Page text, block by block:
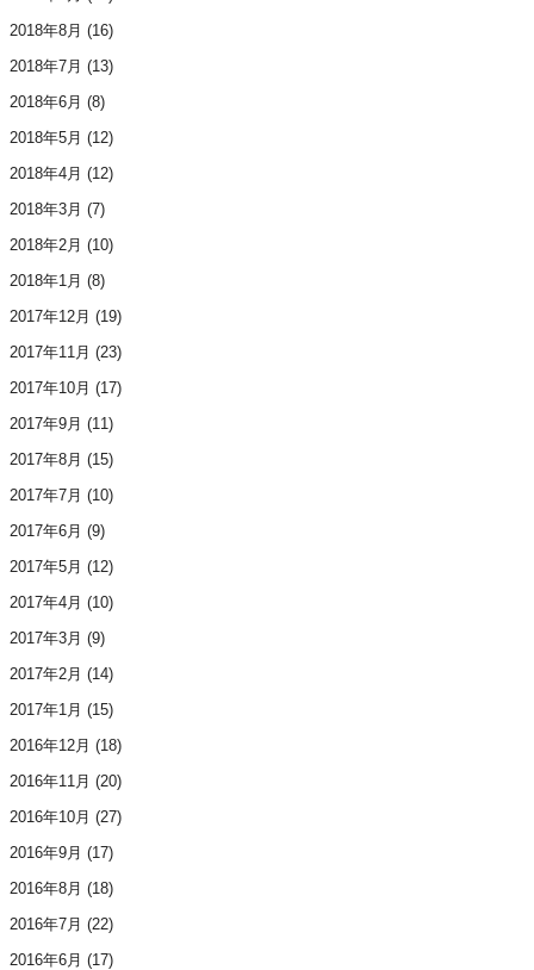
2018年8月 (16)
2018年7月 (13)
2018年6月 (8)
2018年5月 (12)
2018年4月 (12)
2018年3月 (7)
2018年2月 (10)
2018年1月 (8)
2017年12月 (19)
2017年11月 (23)
2017年10月 (17)
2017年9月 (11)
2017年8月 (15)
2017年7月 (10)
2017年6月 (9)
2017年5月 (12)
2017年4月 (10)
2017年3月 (9)
2017年2月 (14)
2017年1月 (15)
2016年12月 (18)
2016年11月 (20)
2016年10月 (27)
2016年9月 (17)
2016年8月 (18)
2016年7月 (22)
2016年6月 (17)